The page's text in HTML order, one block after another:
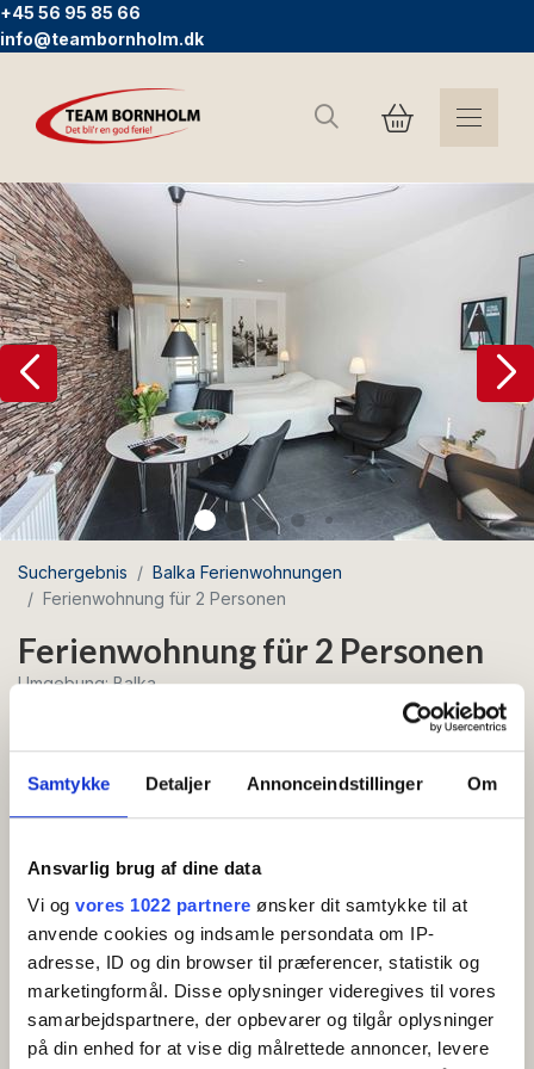
Samtykke Detaljer Annonceindstillinger Om
Ansvarlig brug af dine data
Vi og vores 1022 partnere ønsker dit samtykke til at
anvende cookies og indsamle persondata om IP-
adresse, ID og din browser til præferencer, statistik og
marketingformål. Disse oplysninger videregives til vores
samarbejdspartnere, der opbevarer og tilgår oplysninger
på din enhed for at vise dig målrettede annoncer, levere
+45 56 95 85 66
info@teambornholm.dk
Suchen
Suchergebnis
Balka Ferienwohnungen
Ferienwohnung für 2 Personen
Ferienwohnung für 2 Personen
Umgebung: Balka
WLAN
Schöne und einladende Wohnung von 26 m2 mit
Meter vom schönen Sandstrand von Balka
entfernt.
Wohnung im Erdgeschoss mit Vorraum, Küche mit
Kaffeemaschine, Wasserkocher und Kühlschrank mit